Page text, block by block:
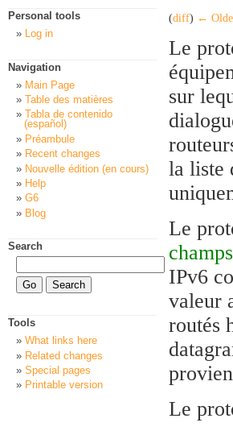
(diff) ←
Le
sur
la liste
Le
IPv6
valeur
routés
Le
Personal tools
Log in
Navigation
Main Page
Table des matières
Tabla de contenido
(español)
Préambule
Recent changes
Nouvelle édition (en cours)
Help
G6
Blog
Search
Tools
What links here
Related changes
Special pages
Printable version